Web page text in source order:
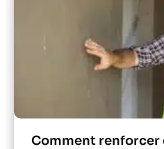
Comment renforcer